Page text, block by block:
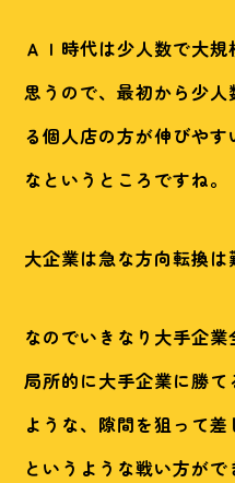
ＡＩ時代は少人数で大
思うので、最初から少
る個人店の方が伸びや
なというところですね。
大企業は急な方向転換は
なのでいきなり大手企業
局所的に大手企業に勝
ような、隙間を狙って
というような戦い方が